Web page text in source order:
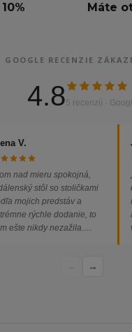
Máte
GOOGLE RECENZIE
4.85 recenzií ·
V.
nad mieru spokojná,
stôl so stoličkami
mojich predstáv a
rýchle dodanie, to
ešte nikdy nezažila.
→